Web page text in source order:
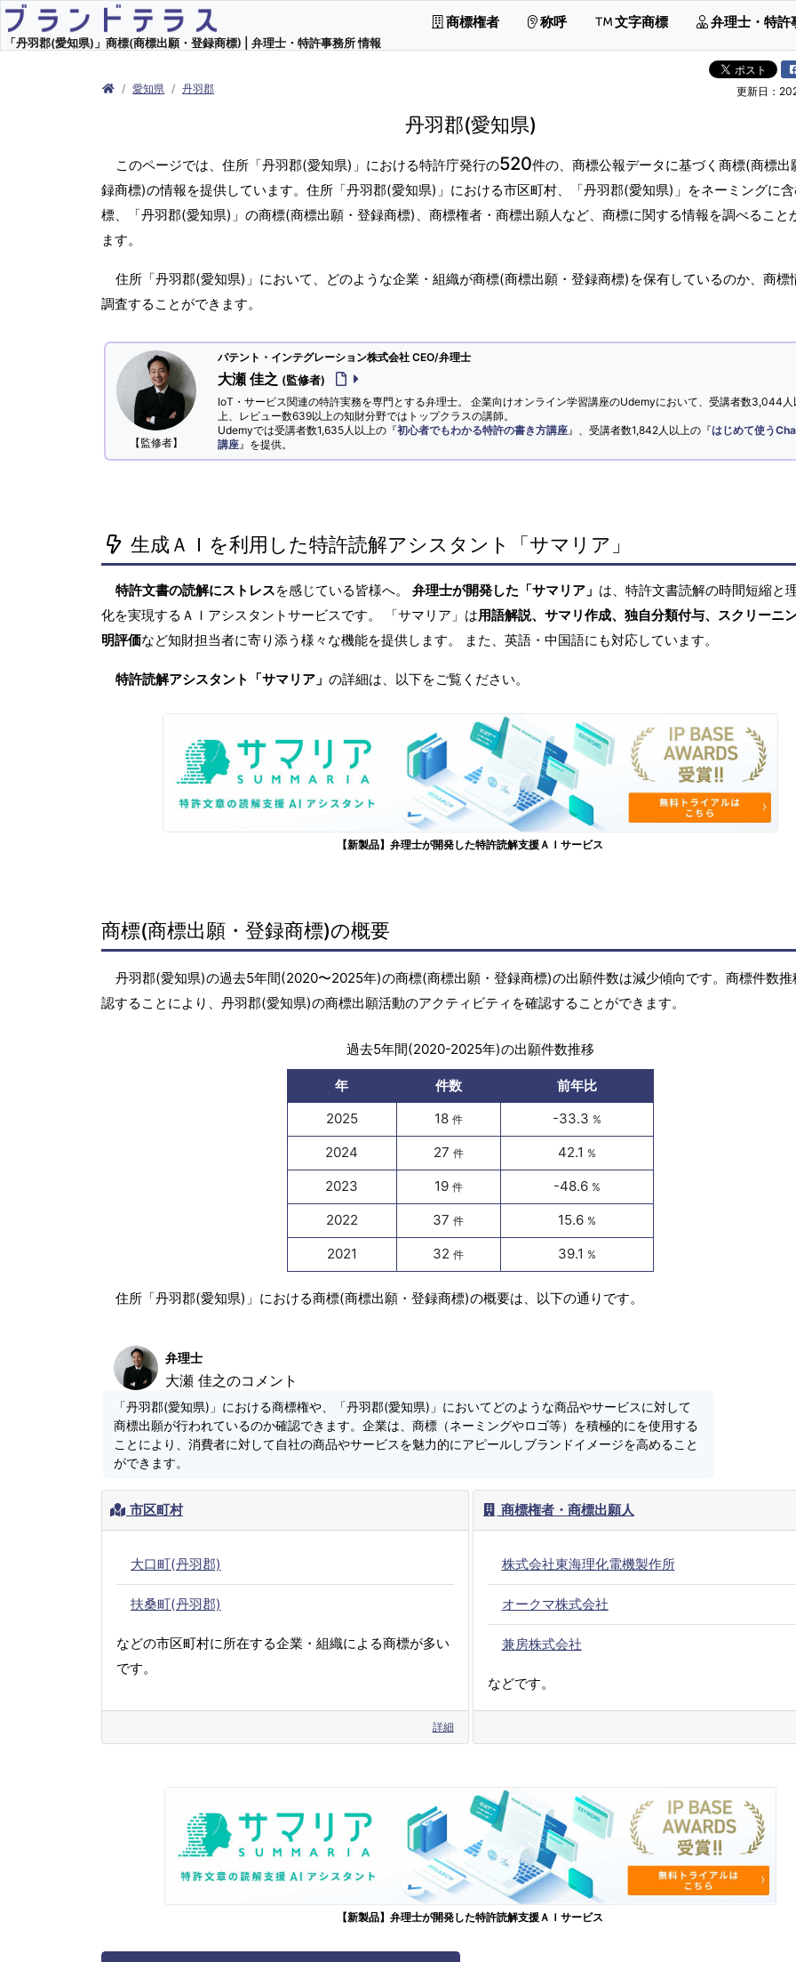
「丹羽郡(愛知県)」商標(商標出願・登録商標) | 弁理士・特許事務所 情報
商標権者 称呼 文字商標 弁理士・特許
愛知県 丹羽郡 更新日：
丹羽郡(愛知県)
このページでは、住所「丹羽郡(愛知県)」における特許庁発行の520件の、商標公報データに基づく商標(商標出
録商標)の情報を提供しています。住所「丹羽郡(愛知県)」における市区町村、「丹羽郡(愛知県)」をネーミングに
標、「丹羽郡(愛知県)」の商標(商標出願・登録商標)、商標権者・商標出願人など、商標に関する情報を調べること
ます。
住所「丹羽郡(愛知県)」において、どのような企業・組織が商標(商標出願・登録商標)を保有しているのか、商標
調査することができます。
【監修者】
パテント・インテグレーション株式会社 CEO/弁理士
大瀬 佳之 (監修者)
IoT・サービス関連の特許実務を専門とする弁理士。 企業向けオンライン学習講座のUdemyにおいて、受講者数3,044人
上、レビュー数639以上の知財分野ではトップクラスの講師。
Udemyでは受講者数1,635人以上の『初心者でもわかる特許の書き方講座 』、受講者数1,842人以上の『はじめて使う
講座 』を提供。
生成ＡＩを利用した特許読解アシスタント「サマリア」
特許文書の読解にストレスを感じている皆様へ。 弁理士が開発した「サマリア」 は、特許文書読解の時間短縮と
化を実現するＡＩアシスタントサービスです。 「サマリア」は用語解説、サマリ作成、独自分類付与、スクリーニ
明評価など知財担当者に寄り添う様々な機能を提供します。 また、英語・中国語にも対応しています。
特許読解アシスタント「サマリア」 の詳細は、以下をご覧ください。
【新製品】弁理士が開発した特許読解支援ＡＩサービス
商標(商標出願・登録商標)の概要
丹羽郡(愛知県)の過去5年間(2020〜2025年)の商標(商標出願・登録商標)の出願件数は減少傾向です。商標件数推
認することにより、丹羽郡(愛知県)の商標出願活動のアクティビティを確認することができます。
過去5年間(2020-2025年)の出願件数推移
年 件数
前年比
2025
18 件 -33.3 %
2024 27 件 42.1 %
2023 19 件 -48.6 %
2022 37件 15.6 %
2021 32件 39.1 %
住所「丹羽郡(愛知県)」における商標(商標出願・登録商標)の概要は、以下の通りです。
弁理士
大瀬 佳之のコメント
「丹羽郡(愛知県)」における商標権や、「丹羽郡(愛知県)」においてどのような商品やサービスに対して
商標出願が行われているのか確認できます。企業は、商標（ネーミングやロゴ等）を積極的にを使用する
ことにより、消費者に対して自社の商品やサービスを魅力的にアピールしブランドイメージを高めること
ができます。
市区町村
大口町(丹羽郡)
扶桑町(丹羽郡)
などの市区町村に所在する企業・組織による商標が多い
です。
詳細
商標権者・商標出願人
株式会社東海理化電機製作所
オークマ株式会社
兼房株式会社
などです。
【新製品】弁理士が開発した特許読解支援ＡＩサービス